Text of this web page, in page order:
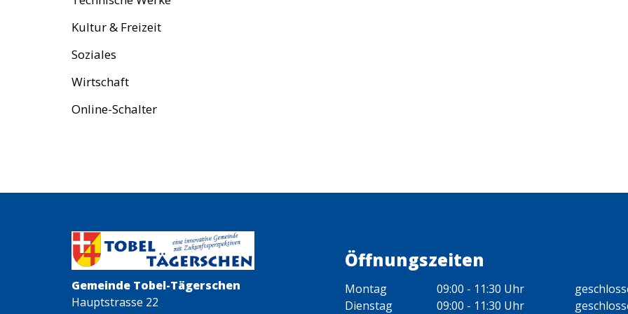
Kultur & Freizeit
Soziales
Wirtschaft
Online-Schalter
Öffnungszeiten
Gemeinde Tobel-Tägerschen
Hauptstrasse 22
Montag
Dienstag
09:00 - 11:30 Uhr
09:00 - 11:30 Uhr